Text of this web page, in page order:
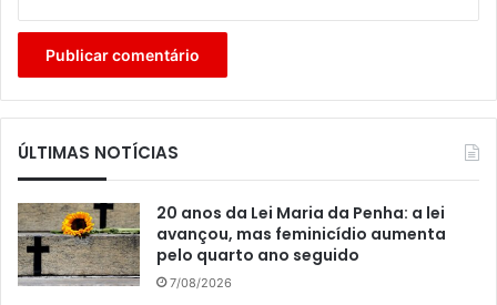
ÚLTIMAS NOTÍCIAS
20 anos da Lei Maria da Penha: a lei
avançou, mas feminicídio aumenta
pelo quarto ano seguido
7/08/2026